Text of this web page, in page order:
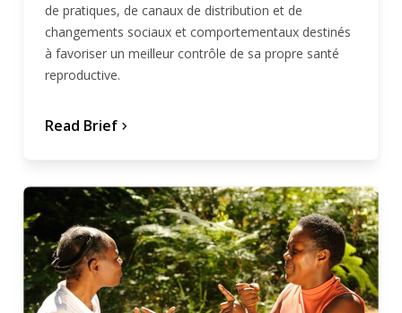
de pratiques, de canaux de distribution et de
changements sociaux et comportementaux destinés
à favoriser un meilleur contrôle de sa propre santé
reproductive.
Read Brief chevron_forward